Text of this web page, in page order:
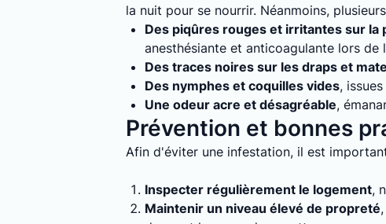
la nuit pour se nourrir. Néanmoins,
Des piqûres rouges et irritantes sur la
anesthésiante et anticoagulante lors de
Des traces noires sur les draps et
Des nymphes et coquilles vides,
Une odeur acre et désagréable,
Prévention et bonnes
Afin d'éviter une infestation, il est
Inspecter régulièrement le logement,
Maintenir un niveau élevé de propreté